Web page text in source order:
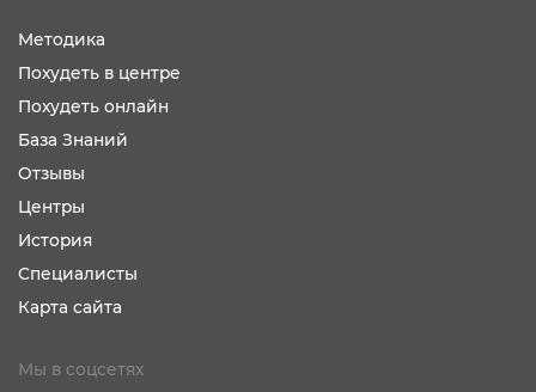
Методика
Похудеть в центре
Похудеть онлайн
База Знаний
Отзывы
Центры
История
Специалисты
Карта сайта
Мы в соцсетях